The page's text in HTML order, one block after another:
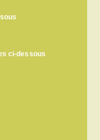
ci-dessous